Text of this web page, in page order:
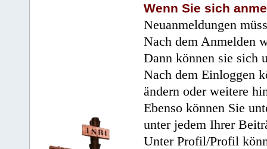
Wenn Sie sich
Neuanmeldungen
Nach dem Anmelden
Dann können sie sich
Nach dem Einloggen
ändern oder weitere
Ebenso können Sie
unter jedem Ihrer
Unter Profil/Profil